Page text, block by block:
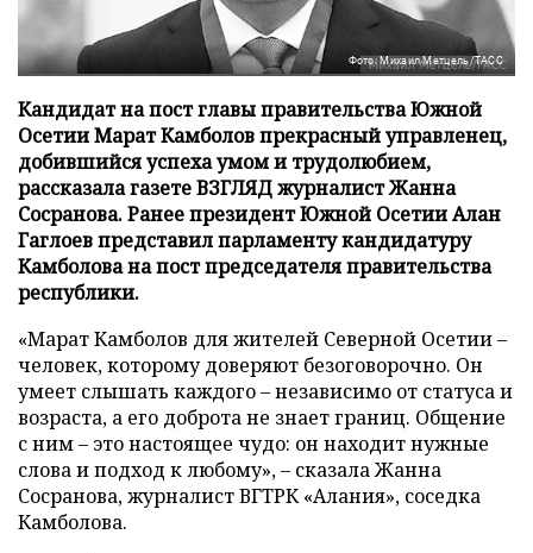
Фото: Михаил Метцель/ТАСС
Кандидат на пост главы правительства Южной
Осетии Марат Камболов прекрасный управленец,
добившийся успеха умом и трудолюбием,
рассказала газете ВЗГЛЯД журналист Жанна
Сосранова. Ранее президент Южной Осетии Алан
Гаглоев представил парламенту кандидатуру
Камболова на пост председателя правительства
республики.
«Марат Камболов для жителей Северной Осетии –
человек, которому доверяют безоговорочно. Он
умеет слышать каждого – независимо от статуса и
возраста, а его доброта не знает границ. Общение
с ним – это настоящее чудо: он находит нужные
слова и подход к любому», – сказала Жанна
Сосранова, журналист ВГТРК «Алания», соседка
Камболова.